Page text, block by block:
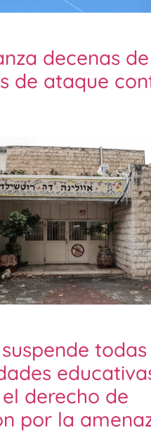
decenas de
de ataque
derecho de
por la